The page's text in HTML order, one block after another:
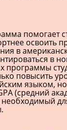
помогает
освоить
в
в
программы
повысить
языком,
(средний
необходимый